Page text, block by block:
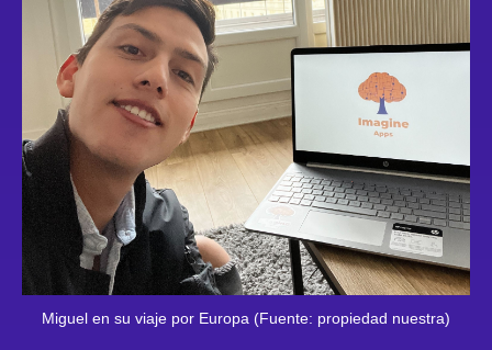
Miguel en su viaje por Europa (Fuente: propiedad nuestra)